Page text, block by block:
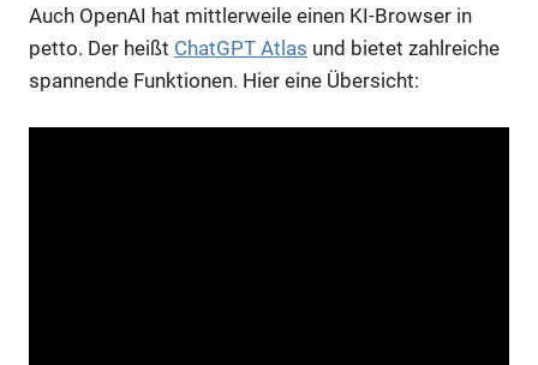
Auch OpenAI hat mittlerweile einen KI-Browser in
petto. Der heißt ChatGPT Atlas und bietet zahlreiche
spannende Funktionen. Hier eine Übersicht: